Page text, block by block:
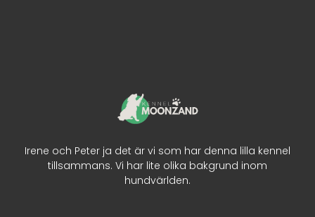
Irene och Peter ja det är vi som har denna lilla kennel
tillsammans. Vi har lite olika bakgrund inom
hundvärlden.